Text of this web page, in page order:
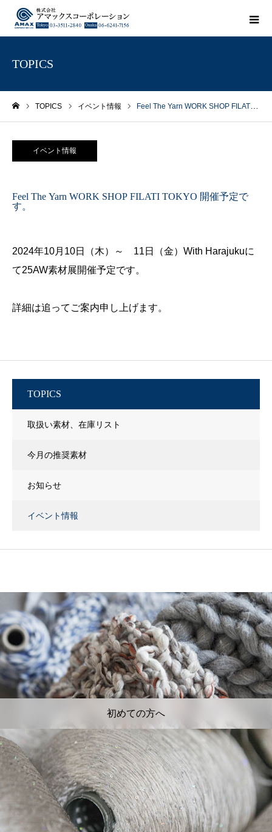
TOPICS
TOPICS イベント情報 Feel The Yarn WORK SHOP FILATI TOKYO 開催予定です。
イベント情報
Feel The Yarn WORK SHOP FILATI TOKYO 開催予定で
す。
2024年10月10日（木）～ 11日（金）With Harajukuに
て25AW素材展開催予定です。
詳細は追ってご案内申し上げます。
TOPICS
取扱い素材、在庫リスト
今月の推奨素材
お知らせ
イベント情報
初めての方へ